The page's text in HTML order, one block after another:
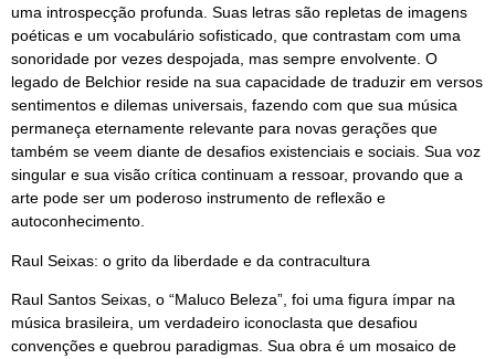
uma introspecção profunda. Suas letras são repletas de imagens
poéticas e um vocabulário sofisticado, que contrastam com uma
sonoridade por vezes despojada, mas sempre envolvente. O
legado de Belchior reside na sua capacidade de traduzir em versos
sentimentos e dilemas universais, fazendo com que sua música
permaneça eternamente relevante para novas gerações que
também se veem diante de desafios existenciais e sociais. Sua voz
singular e sua visão crítica continuam a ressoar, provando que a
arte pode ser um poderoso instrumento de reflexão e
autoconhecimento.
Raul Seixas: o grito da liberdade e da contracultura
Raul Santos Seixas, o “Maluco Beleza”, foi uma figura ímpar na
música brasileira, um verdadeiro iconoclasta que desafiou
convenções e quebrou paradigmas. Sua obra é um mosaico de